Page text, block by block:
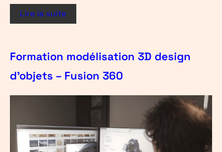
Lire la suite
Formation modélisation 3D design
d’objets – Fusion 360